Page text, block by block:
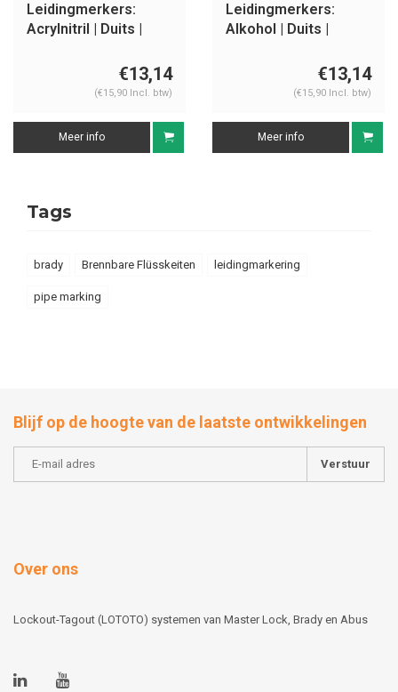
Leidingmerkers:
Acrylnitril | Duits |
€13,14
(€15,90 Incl. btw)
Meer info
Leidingmerkers:
Alkohol | Duits |
€13,14
(€15,90 Incl. btw)
Meer info
Tags
brady Brennbare Flüsskeiten leidingmarkering
pipe marking
Blijf op de hoogte van de laatste ontwikkelingen
Verstuur
Over ons
Lockout-Tagout (LOTOTO) systemen van Master Lock, Brady en Abus